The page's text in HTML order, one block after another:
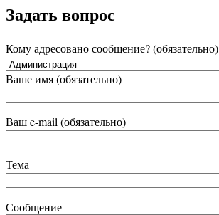
Задать вопрос
Кому адресовано сообщение? (обязательно)
Ваше имя (обязательно)
Ваш e-mail (обязательно)
Тема
Сообщение